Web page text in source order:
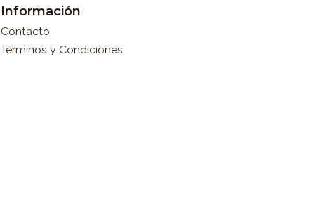
Información
Contacto
Términos y Condiciones